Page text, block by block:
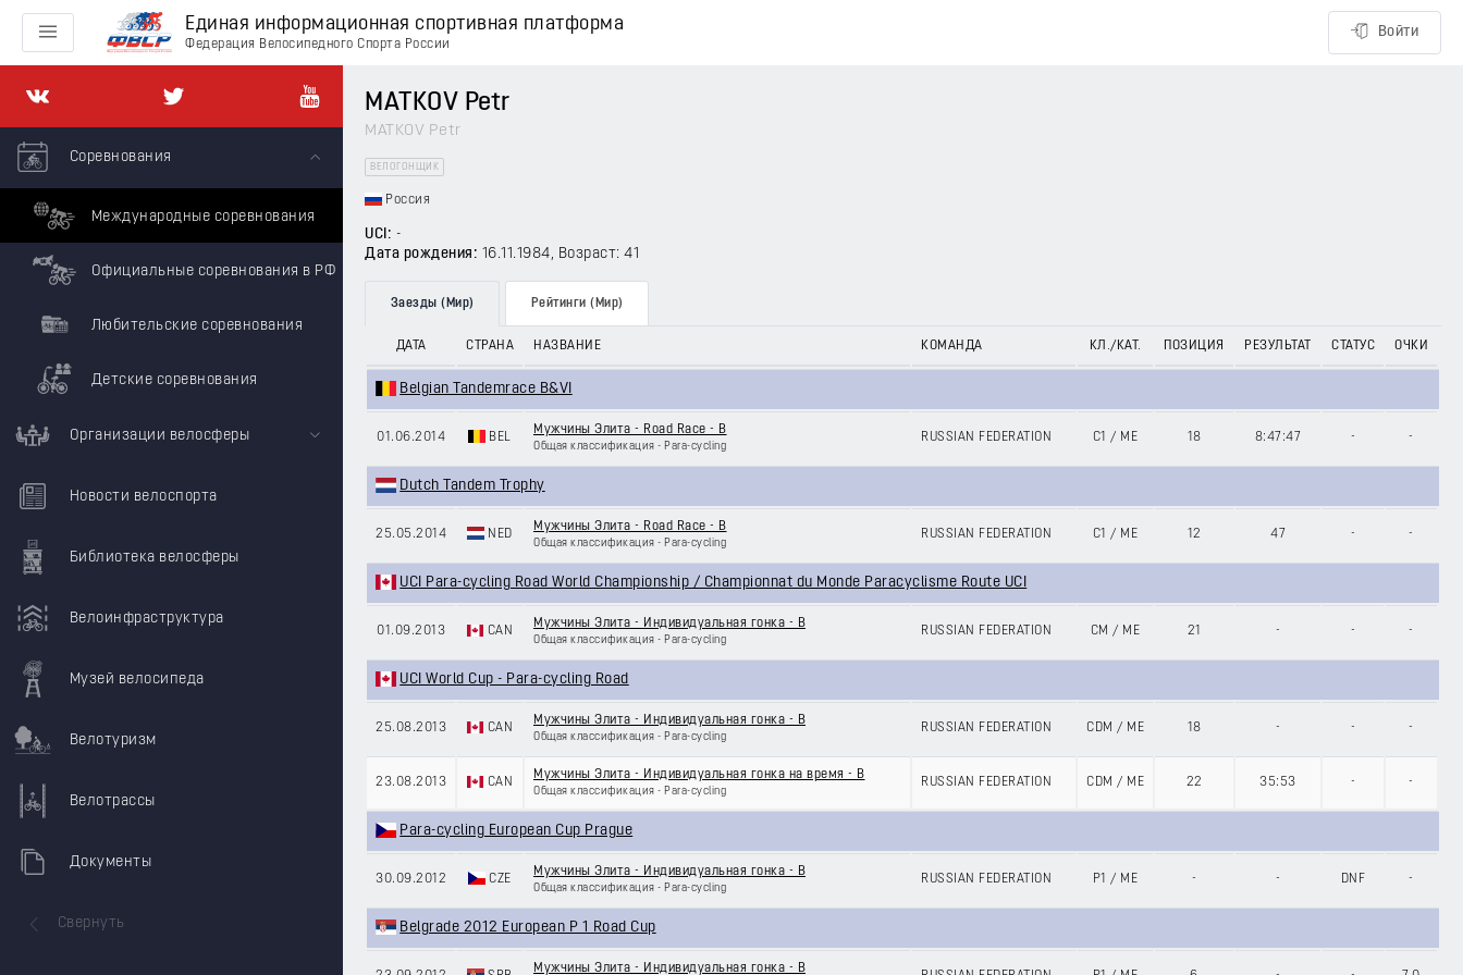
Единая информационная спортивная платформа
Федерация Велосипедного Спорта России
Войти
Соревнования
Международные соревнования
Официальные соревнования в РФ
Любительские соревнования
Детские соревнования
Организации велосферы
Новости велоспорта
Библиотека велосферы
Велоинфраструктура
Музей велосипеда
Велотуризм
Велотрассы
Документы
Свернуть
MATKOV Petr
MATKOV Petr
ВЕЛОГОНЩИК
Россия
UCI: -
Дата рождения: 16.11.1984, Возраст: 41
Заезды (Мир) Рейтинги (Мир)
ДАТА СТРАНА НАЗВАНИЕ КОМАНДА КЛ./КАТ. ПОЗИЦИЯ РЕЗУЛЬТАТ СТАТУС ОЧКИ
Belgian Tandemrace B&VI
01.06.2014 BEL
Мужчины Элита - Road Race - B
Общая классификация - Para-cycling
RUSSIAN FEDERATION C1/ ME 18 8:47:47 - -
Dutch Tandem Trophy
25.05.2014 NED
Мужчины Элита - Road Race - B
Общая классификация - Para-cycling
RUSSIAN FEDERATION C1/ ME 12 47 - -
UCI Para-cycling Road World Championship / Championnat du Monde Paracyclisme Route UCI
01.09.2013 CAN
Мужчины Элита - Индивидуальная гонка - B
Общая классификация - Para-cycling
RUSSIAN FEDERATION CM/ ME 21 - - -
UCI World Cup - Para-cycling Road
25.08.2013 CAN
Мужчины Элита - Индивидуальная гонка - B
Общая классификация - Para-cycling
RUSSIAN FEDERATION CDM / ME 18 - - -
23.08.2013 CAN
Мужчины Элита - Индивидуальная гонка на время - B
Общая классификация - Para-cycling
RUSSIAN FEDERATION CDM / ME 22 35:53 - -
Para-cycling European Cup Prague
30.09.2012 CZE
Мужчины Элита - Индивидуальная гонка - B
Общая классификация - Para-cycling
RUSSIAN FEDERATION P1/ ME - - DNF -
Belgrade 2012 European P 1 Road Cup
Мужчины Элита - Индивидуальная гонка - B